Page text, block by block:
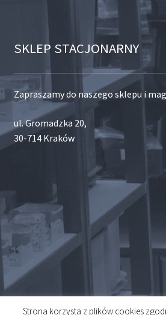
SKLEP STACJONARNY
Zapraszamy do naszego sklepu i
ul. Gromadzka 20,
30-714 Kraków
Strona korzysta z plików cookies